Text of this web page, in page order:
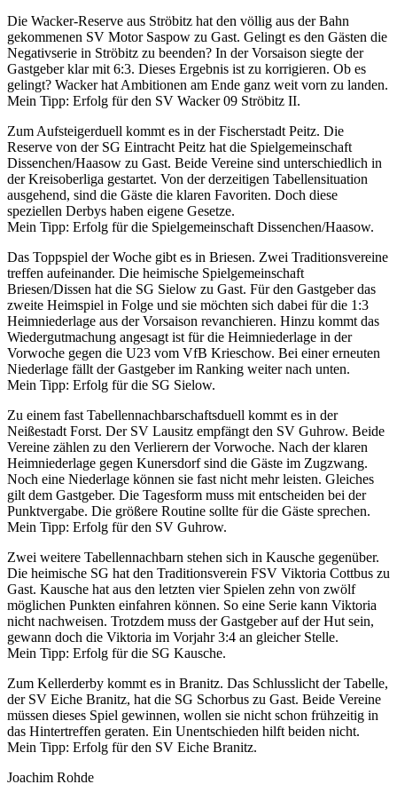
Die Wacker-Reserve aus Ströbitz hat den völlig aus der Bahn
gekommenen SV Motor Saspow zu Gast. Gelingt es den Gästen die
Negativserie in Ströbitz zu beenden? In der Vorsaison siegte der
Gastgeber klar mit 6:3. Dieses Ergebnis ist zu korrigieren. Ob es
gelingt? Wacker hat Ambitionen am Ende ganz weit vorn zu landen.
Mein Tipp: Erfolg für den SV Wacker 09 Ströbitz II.
Zum Aufsteigerduell kommt es in der Fischerstadt Peitz. Die
Reserve von der SG Eintracht Peitz hat die Spielgemeinschaft
Dissenchen/Haasow zu Gast. Beide Vereine sind unterschiedlich in
der Kreisoberliga gestartet. Von der derzeitigen Tabellensituation
ausgehend, sind die Gäste die klaren Favoriten. Doch diese
speziellen Derbys haben eigene Gesetze.
Mein Tipp: Erfolg für die Spielgemeinschaft Dissenchen/Haasow.
Das Toppspiel der Woche gibt es in Briesen. Zwei Traditionsvereine
treffen aufeinander. Die heimische Spielgemeinschaft
Briesen/Dissen hat die SG Sielow zu Gast. Für den Gastgeber das
zweite Heimspiel in Folge und sie möchten sich dabei für die 1:3
Heimniederlage aus der Vorsaison revanchieren. Hinzu kommt das
Wiedergutmachung angesagt ist für die Heimniederlage in der
Vorwoche gegen die U23 vom VfB Krieschow. Bei einer erneuten
Niederlage fällt der Gastgeber im Ranking weiter nach unten.
Mein Tipp: Erfolg für die SG Sielow.
Zu einem fast Tabellennachbarschaftsduell kommt es in der
Neißestadt Forst. Der SV Lausitz empfängt den SV Guhrow. Beide
Vereine zählen zu den Verlierern der Vorwoche. Nach der klaren
Heimniederlage gegen Kunersdorf sind die Gäste im Zugzwang.
Noch eine Niederlage können sie fast nicht mehr leisten. Gleiches
gilt dem Gastgeber. Die Tagesform muss mit entscheiden bei der
Punktvergabe. Die größere Routine sollte für die Gäste sprechen.
Mein Tipp: Erfolg für den SV Guhrow.
Zwei weitere Tabellennachbarn stehen sich in Kausche gegenüber.
Die heimische SG hat den Traditionsverein FSV Viktoria Cottbus zu
Gast. Kausche hat aus den letzten vier Spielen zehn von zwölf
möglichen Punkten einfahren können. So eine Serie kann Viktoria
nicht nachweisen. Trotzdem muss der Gastgeber auf der Hut sein,
gewann doch die Viktoria im Vorjahr 3:4 an gleicher Stelle.
Mein Tipp: Erfolg für die SG Kausche.
Zum Kellerderby kommt es in Branitz. Das Schlusslicht der Tabelle,
der SV Eiche Branitz, hat die SG Schorbus zu Gast. Beide Vereine
müssen dieses Spiel gewinnen, wollen sie nicht schon frühzeitig in
das Hintertreffen geraten. Ein Unentschieden hilft beiden nicht.
Mein Tipp: Erfolg für den SV Eiche Branitz.
Joachim Rohde